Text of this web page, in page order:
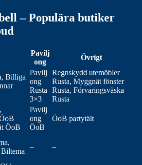
– Populära butiker
Pavilj
ong
Övrigt
Billiga
Pavilj
ong
Rusta
3×3
Regnskydd utemöbler
Rusta, Myggnät fönster
Rusta, Förvaringsväska
Rusta
ÖoB
Pavilj
ong
ÖoB
ÖoB partytält
– –